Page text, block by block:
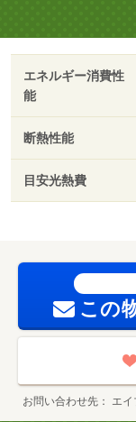
８３０ｍ／ザグザ
ｍ／私立岡山商科
明誠学院高校（
岡山駅徒歩５１分
エネルギー消費性
能
断熱性能
目安光熱費
この
お問い合わせ先 エイ